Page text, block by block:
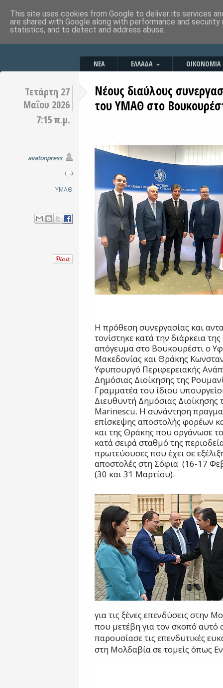
ΝΕΑ ΕΛΛΑΔΑ ΟΙΚΟΝΟΜΙΑ
Τετάρτη 27
Μαΐου 2026
7:15 π.μ.
avatonpress
ΥΜΑΘ
Νέους διαύλους
του ΥΜΑΘ στο
Η πρόθεση συνεργασίας και
τονίστηκε κατά την διάρκεια
απόγευμα στο Βουκουρέστι ο
Μακεδονίας και Θράκης
Υφυπουργό Περιφερειακής
Δημόσιας Διοίκησης της
Γραμματέα του ίδιου
Διευθυντή Δημόσιας
Marinescu. Η συνάντηση
επίσκεψης αποστολής φορέων
και της Θράκης που οργάνωσε
κατά σειρά σταθμό της
πρωτεύουσες που έχει σε
αποστολές στη Σόφια (16-17
(30 και 31 Μαρτίου).
για τις ξένες επενδύσεις στην
που μετέβη για τον σκοπό αυτό
παρουσίασε τις επενδυτικές
στη Μολδαβία σε τομείς όπως
This site uses cookies from Google to deliver its services
are shared with Google along with performance and
statistics, and to detect and address abuse.